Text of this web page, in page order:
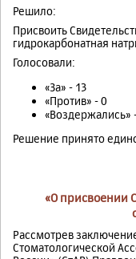
Решило:
Присвоить
гидрокарбонатная
Голосовали:
«За» - 13
«Против» - 0
«Воздержались»
Решение принято
«О присвоении
Рассмотрев
Стоматологической